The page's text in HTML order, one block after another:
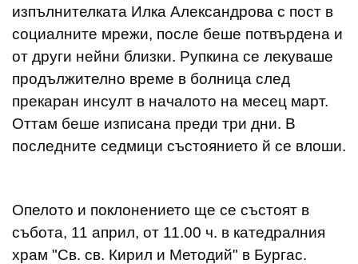
изпълнителката Илка Александрова с пост в
социалните мрежи, после беше потвърдена и
от други нейни близки. Рупкина се лекуваше
продължително време в болница след
прекаран инсулт в началото на месец март.
Оттам беше изписана преди три дни. В
последните седмици състоянието й се влоши.
Опелото и поклонението ще се състоят в
събота, 11 април, от 11.00 ч. в катедралния
храм "Св. св. Кирил и Методий" в Бургас.